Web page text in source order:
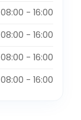
08:00 - 16:00
08:00 - 16:00
08:00 - 16:00
08:00 - 16:00